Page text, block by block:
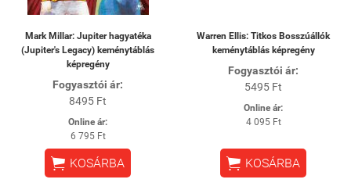
Mark Millar: Jupiter hagyatéka
(Jupiter's Legacy) keménytáblás
képregény
Fogyasztói ár:
8495 Ft
Online ár:
6 795 Ft
 KOSÁRBA
Warren Ellis: Titkos Bosszúállók
keménytáblás képregény
Fogyasztói ár:
5495 Ft
Online ár:
4 095 Ft
 KOSÁRBA